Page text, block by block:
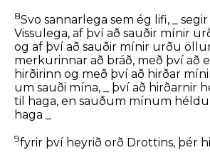
8Svo sannarlega sem ég lifi, _
Vissulega, af því að sauðir mínir
og af því að sauðir mínir urðu
merkurinnar að bráð, með því að
hirðirinn og með því að hirðar
um sauði mína, _ því að hirðarnir
til haga, en sauðum mínum héldu
haga _
9fyrir því heyrið orð Drottins, þér